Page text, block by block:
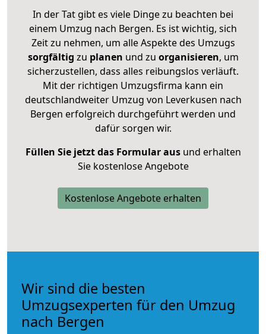
In der Tat gibt es viele Dinge zu beachten bei
einem Umzug nach Bergen. Es ist wichtig, sich
Zeit zu nehmen, um alle Aspekte des Umzugs
sorgfältig zu planen und zu organisieren, um
sicherzustellen, dass alles reibungslos verläuft.
Mit der richtigen Umzugsfirma kann ein
deutschlandweiter Umzug von Leverkusen nach
Bergen erfolgreich durchgeführt werden und
dafür sorgen wir.
Füllen Sie jetzt das Formular ausund erhalten
Sie kostenlose Angebote
Kostenlose Angebote erhalten
Wir sind die besten
Umzugsexperten für den Umzug
nach Bergen